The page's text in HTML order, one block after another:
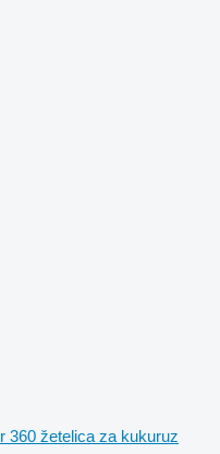
360 žetelica za kukuruz